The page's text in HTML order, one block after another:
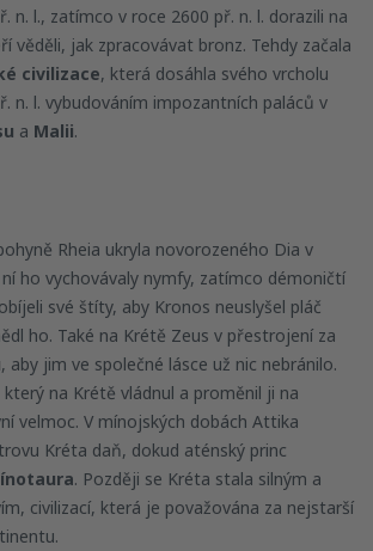
n. l., zatímco v roce 2600 př. n. l. dorazili na
věděli, jak zpracovávat bronz. Tehdy začala
civilizace, která dosáhla svého vrcholu
n. l. vybudováním impozantních paláců v
a Malii.
Rheia ukryla novorozeného Dia v
ní ho vychovávaly nymfy, zatímco démoničtí
své štíty, aby Kronos neuslyšel pláč
ho. Také na Krétě Zeus v přestrojení za
, aby jim ve společné lásce už nic nebránilo.
který na Krétě vládnul a proměnil ji na
velmoc. V mínojských dobách Attika
Kréta daň, dokud aténský princ
. Později se Kréta stala silným a
civilizací, která je považována za nejstarší